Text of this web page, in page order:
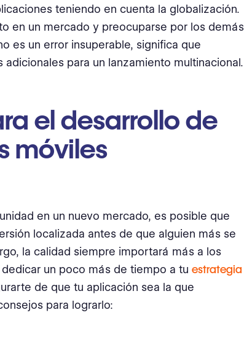
teniendo en cuenta la globalización.
en un mercado y preocuparse por los demás
es un error insuperable, significa que
para un lanzamiento multinacional.
el desarrollo de
móviles
en un nuevo mercado, es posible que
localizada antes de que alguien más se
la calidad siempre importará más a los
un poco más de tiempo a tu estrategia
de que tu aplicación sea la que
para lograrlo: